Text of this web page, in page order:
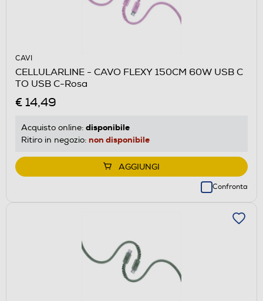
CAVI
CELLULARLINE - CAVO FLEXY 150CM 60W USB C
TO USB C-Rosa
€ 14,49
Acquisto online: disponibile
Ritiro in negozio: non disponibile
AGGIUNGI
Confronta